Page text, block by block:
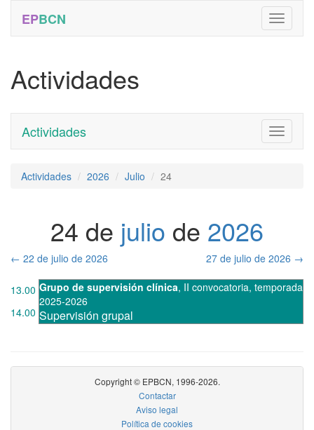
EPBCN
Actividades
Toggle
Actividades
Actividades 2026 Julio 24
24 de julio de 2026
← 22 de julio de 2026 27 de julio de 2026 →
13.00 Grupo de supervisión clínica, II convocatoria, temporada
2025-2026
Supervisión grupal
14.00
Copyright © EPBCN, 1996-2026.
Contactar
Aviso legal
Política de cookies